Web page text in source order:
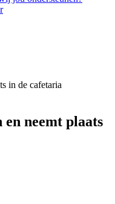
in de cafetaria
en neemt plaats